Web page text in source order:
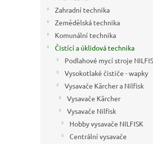
Zahradní technika
Zemědělská technika
Komunální technika
Čistící a úklidová technika
Podlahové mycí stroje
Vysokotlaké čističe - wapky
Vysavače Kärcher a Nilfisk
Vysavače Kärcher
Vysavače Nilfisk
Hobby vysavače NILFISK
Centrální vysavače